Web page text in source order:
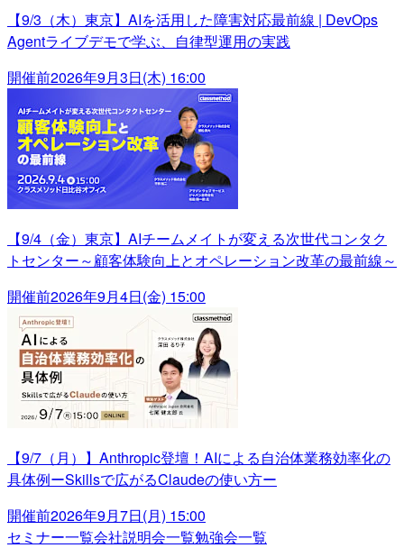
【9/3（木）東京】AIを活用した障害対応最前線 | DevOps
Agentライブデモで学ぶ、自律型運用の実践
開催前2026年9月3日(木) 16:00
【9/4（金）東京】AIチームメイトが変える次世代コンタク
トセンター～顧客体験向上とオペレーション改革の最前線～
開催前2026年9月4日(金) 15:00
【9/7（月）】Anthropic登壇！AIによる自治体業務効率化の
具体例ーSkillsで広がるClaudeの使い方ー
開催前2026年9月7日(月) 15:00
セミナー一覧会社説明会一覧勉強会一覧